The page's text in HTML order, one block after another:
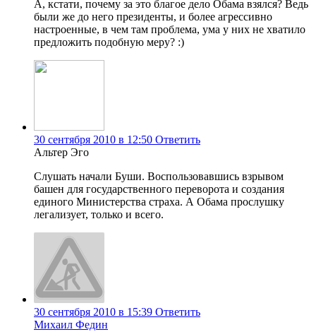
А, кстати, почему за это благое дело Обама взялся? Ведь
были же до него президенты, и более агрессивно
настроенные, в чем там проблема, ума у них не хватило
предложить подобную меру? :)
30 сентября 2010 в 12:50 Ответить
Альтер Эго
Слушать начали Буши. Воспользовавшись взрывом
башен для государственного переворота и создания
единого Министерства страха. А Обама прослушку
легализует, только и всего.
30 сентября 2010 в 15:39 Ответить
Михаил Федин